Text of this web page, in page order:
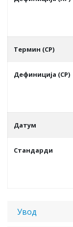
Термин (СР)
Дефиниција (СР)
Датум
Стандарди
Увод